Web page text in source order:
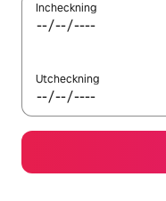
Incheckning
Utcheckning